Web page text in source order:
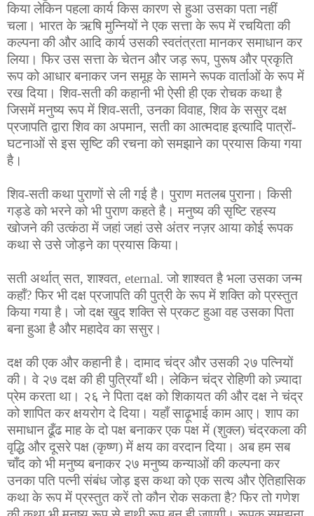
किया लेकिन पहला कार्य किस कारण से हुआ उसका पता नहीं
चला। भारत के ऋषि मुन्नियों ने एक सत्ता के रूप में रचयिता की
कल्पना की और आदि कार्य उसकी स्वतंत्रता मानकर समाधान कर
लिया। फिर उस सत्ता के चेतन और जड़ रूप, पुरूष और प्रकृति
रूप को आधार बनाकर जन समूह के सामने रूपक वार्ताओं के रूप में
रख दिया। शिव-सती की कहानी भी ऐसी ही एक रोचक कथा है
जिसमें मनुष्य रूप में शिव-सती, उनका विवाह, शिव के ससुर दक्ष
प्रजापति द्वारा शिव का अपमान, सती का आत्मदाह इत्यादि पात्रों-
घटनाओं से इस सृष्टि की रचना को समझाने का प्रयास किया गया
है।
शिव-सती कथा पुराणों से ली गई है। पुराण मतलब पुराना। किसी
गड्डे को भरने को भी पुराण कहते है। मनुष्य की सृष्टि रहस्य
खोजने की उत्कंठा में जहां जहां उसे अंतर नज़र आया कोई रूपक
कथा से उसे जोड़ने का प्रयास किया।
सती अर्थात् सत, शाश्वत, eternal. जो शाश्वत है भला उसका जन्म
कहाँ? फिर भी दक्ष प्रजापति की पुत्री के रूप में शक्ति को प्रस्तुत
किया गया है। जो दक्ष खुद शक्ति से प्रकट हुआ वह उसका पिता
बना हुआ है और महादेव का ससुर।
दक्ष की एक और कहानी है। दामाद चंद्र और उसकी २७ पत्नियों
की। वे २७ दक्ष की ही पुत्रियाँ थी। लेकिन चंद्र रोहिणी को ज़्यादा
प्रेम करता था। २६ ने पिता दक्ष को शिकायत की और दक्ष ने चंद्र
को शापित कर क्षयरोग दे दिया। यहाँ साढ़ूभाई काम आए। शाप का
समाधान ढूँढ माह के दो पक्ष बनाकर एक पक्ष में (शुक्ल) चंद्रकला की
वृद्धि और दूसरे पक्ष (कृष्ण) में क्षय का वरदान दिया। अब हम सब
चाँद को भी मनुष्य बनाकर २७ मनुष्य कन्याओं की कल्पना कर
उनका पति पत्नी संबंध जोड़ इस कथा को एक सत्य और ऐतिहासिक
कथा के रूप में प्रस्तुत करें तो कौन रोक सकता है? फिर तो गणेश